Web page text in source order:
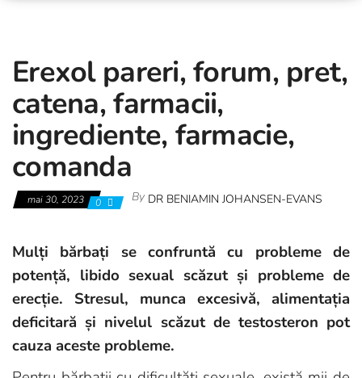
Erexol pareri, forum, pret,
catena, farmacii,
ingrediente, farmacie,
comanda
mai 30, 2023 0 By DR BENIAMIN JOHANSEN-EVANS
Mulți bărbați se confruntă cu probleme de
potență, libido sexual scăzut și probleme de
erecție. Stresul, munca excesivă, alimentația
deficitară și nivelul scăzut de testosteron pot
cauza aceste probleme.